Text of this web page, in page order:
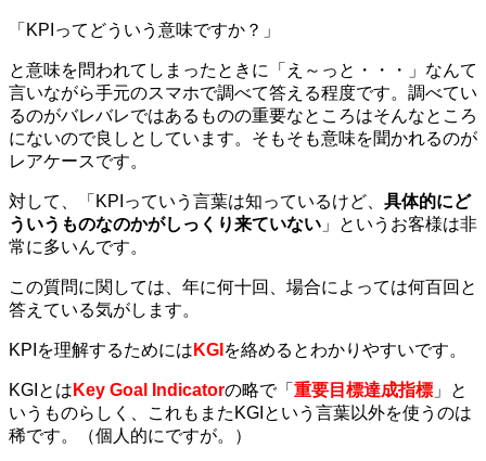
「KPIってどういう意味ですか？」
と意味を問われてしまったときに「え～っと・・・」なんて
言いながら手元のスマホで調べて答える程度です。調べてい
るのがバレバレではあるものの重要なところはそんなところ
にないので良しとしています。そもそも意味を聞かれるのが
レアケースです。
対して、「KPIっていう言葉は知っているけど、 具体的にど
ういうものなのかがしっくり来ていない 」というお客様は非
常に多いんです。
この質問に関しては、年に何十回、場合によっては何百回と
答えている気がします。
KPIを理解するためには KGI を絡めるとわかりやすいです。
KGIとは Key Goal Indicatorの略で「 重要目標達成指標 」と
いうものらしく、これもまたKGIという言葉以外を使うのは
稀です。（個人的にですが。）